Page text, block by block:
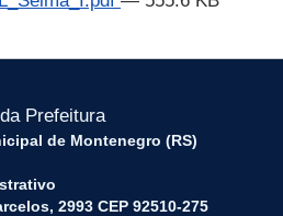
Prefeitura
de Montenegro (RS)
2993 CEP 92510-275